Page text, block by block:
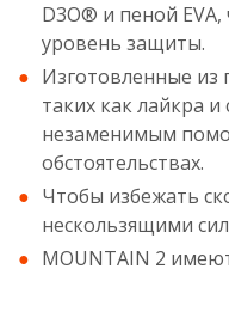
D3O® и пеной
уровень защиты.
Изготовленные из
таких как лайкра и
незаменимым
обстоятельствах.
Чтобы избежать
нескользящими
MOUNTAIN 2